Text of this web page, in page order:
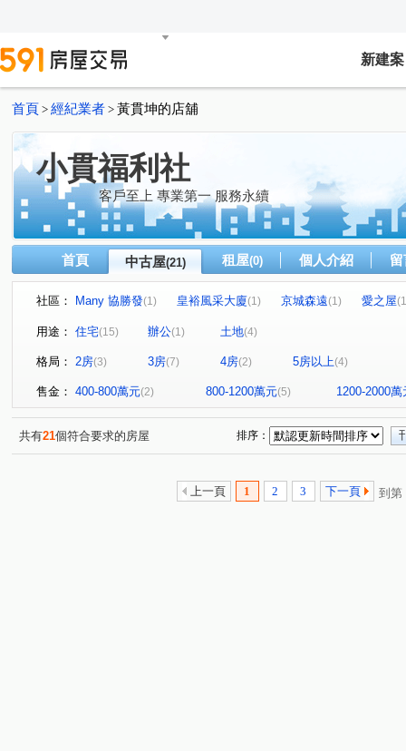
新建案
首頁 > 經紀業者 > 黃貫坤的店舖
小貫福利社
客戶至上 專業第一 服務永續
首頁 中古屋(21) 租屋(0) 個人介紹
社區： Many 協勝發(1) 皇裕風采大廈(1) 京城森遠(1) 愛之屋
和昌樂居2 京城巴黎
橋新七路 成功一路 明誠三路 (1) 水源一街
富農路(1) 民安路二段 (1) 海明街(1) 中山一路(1)
班
博愛二路(1) 青年一路(1) 民族街(2)
用途： 住宅(15) 辦公(1) 土地(4)
格局： 2房(3) 3房(7) 4房(2) 5房以上(4)
售金： 400-800萬元(2) 800-1200萬元(5) 1200-2000萬
共有21個符合要求的房屋 排序：
上一頁 1 2 3 下一頁 到第